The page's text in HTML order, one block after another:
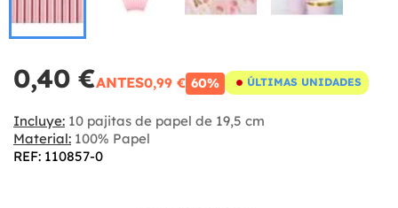
0,40 €ANTES0,99 € 60% ÚLTIMAS UNIDADES
Incluye: 10 pajitas de papel de 19,5 cm
Material: 100% Papel
REF: 110857-0